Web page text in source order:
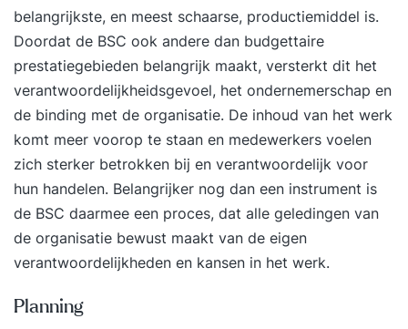
belangrijkste, en meest schaarse, productiemiddel is.
Doordat de BSC ook andere dan budgettaire
prestatiegebieden belangrijk maakt, versterkt dit het
verantwoordelijkheidsgevoel, het ondernemerschap en
de binding met de organisatie. De inhoud van het werk
komt meer voorop te staan en medewerkers voelen
zich sterker betrokken bij en verantwoordelijk voor
hun handelen. Belangrijker nog dan een instrument is
de BSC daarmee een proces, dat alle geledingen van
de organisatie bewust maakt van de eigen
verantwoordelijkheden en kansen in het werk.
Planning